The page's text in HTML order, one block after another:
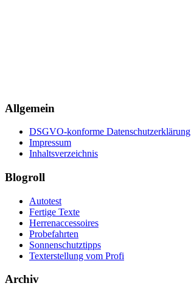
Allgemein
DSGVO-konforme Datenschutzerklärung
Impressum
Inhaltsverzeichnis
Blogroll
Autotest
Fertige Texte
Herrenaccessoires
Probefahrten
Sonnenschutztipps
Texterstellung vom Profi
Archiv